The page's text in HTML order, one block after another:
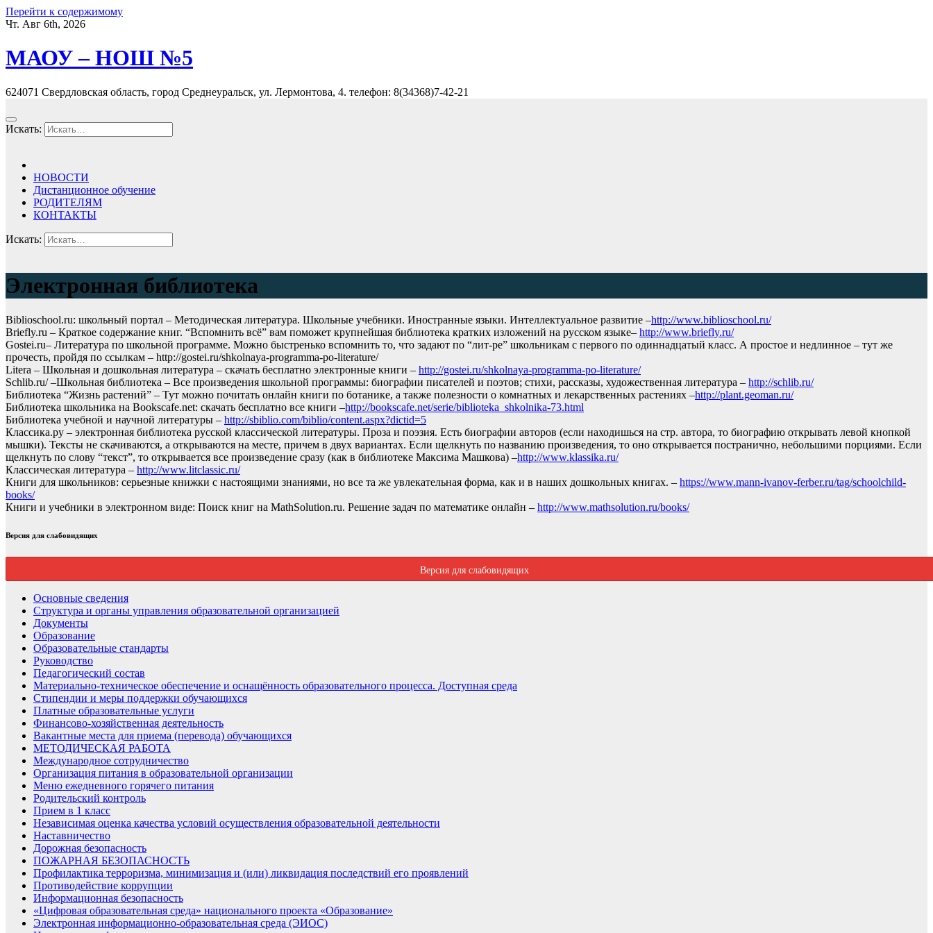
Перейти к содержимому
Чт. Авг 6th, 2026
МАОУ – НОШ №5
624071 Свердловская область, город Среднеуральск, ул. Лермонтова, 4. телефон: 8(34368)7-42-21
Искать:
НОВОСТИ
Дистанционное обучение
РОДИТЕЛЯМ
КОНТАКТЫ
Искать:
Электронная библиотека
Biblioschool.ru: школьный портал – Методическая литература. Школьные учебники. Иностранные языки. Интеллектуальное развитие –http://www.biblioschool.ru/
Briefly.ru – Краткое содержание книг. “Вспомнить всё” вам поможет крупнейшая библиотека кратких изложений на русском языке– http://www.briefly.ru/
Gostei.ru– Литература по школьной программе. Можно быстренько вспомнить то, что задают по “лит-ре” школьникам с первого по одиннадцатый класс. А простое и недлинное – тут же
прочесть, пройдя по ссылкам – http://gostei.ru/shkolnaya-programma-po-literature/
Litera – Школьная и дошкольная литература – скачать бесплатно электронные книги – http://gostei.ru/shkolnaya-programma-po-literature/
Schlib.ru/ –Школьная библиотека – Все произведения школьной программы: биографии писателей и поэтов; стихи, рассказы, художественная литература – http://schlib.ru/
Библиотека “Жизнь растений” – Тут можно почитать онлайн книги по ботанике, а также полезности о комнатных и лекарственных растениях –http://plant.geoman.ru/
Библиотека школьника на Bookscafe.net: скачать бесплатно все книги –http://bookscafe.net/serie/biblioteka_shkolnika-73.html
Библиотека учебной и научной литературы – http://sbiblio.com/biblio/content.aspx?dictid=5
Классика.ру – электронная библиотека русской классической литературы. Проза и поэзия. Есть биографии авторов (если находишься на стр. автора, то биографию открывать левой кнопкой
мышки). Тексты не скачиваются, а открываются на месте, причем в двух вариантах. Если щелкнуть по названию произведения, то оно открывается постранично, небольшими порциями. Если
щелкнуть по слову “текст”, то открывается все произведение сразу (как в библиотеке Максима Машкова) –http://www.klassika.ru/
Классическая литература – http://www.litclassic.ru/
Книги для школьников: серьезные книжки с настоящими знаниями, но все та же увлекательная форма, как и в наших дошкольных книгах. – https://www.mann-ivanov-ferber.ru/tag/schoolchild-
books/
Книги и учебники в электронном виде: Поиск книг на MathSolution.ru. Решение задач по математике онлайн – http://www.mathsolution.ru/books/
Версия для слабовидящих
Версия для слабовидящих
Основные сведения
Структура и органы управления образовательной организацией
Документы
Образование
Образовательные стандарты
Руководство
Педагогический состав
Материально-техническое обеспечение и оснащённость образовательного процесса. Доступная среда
Стипендии и меры поддержки обучающихся
Платные образовательные услуги
Финансово-хозяйственная деятельность
Вакантные места для приема (перевода) обучающихся
МЕТОДИЧЕСКАЯ РАБОТА
Международное сотрудничество
Организация питания в образовательной организации
Меню ежедневного горячего питания
Родительский контроль
Прием в 1 класс
Независимая оценка качества условий осуществления образовательной деятельности
Наставничество
Дорожная безопасность
ПОЖАРНАЯ БЕЗОПАСНОСТЬ
Профилактика терроризма, минимизация и (или) ликвидация последствий его проявлений
Противодействие коррупции
Информационная безопасность
«Цифровая образовательная среда» национального проекта «Образование»
Электронная информационно-образовательная среда (ЭИОС)